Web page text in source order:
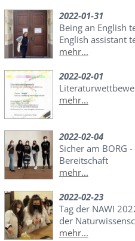
2022-01-31
Being an English
English assistant
mehr...
2022-02-01
mehr...
2022-02-04
Sicher am BORG
Bereitschaft
mehr...
2022-02-23
Tag der NAWI
der
mehr...